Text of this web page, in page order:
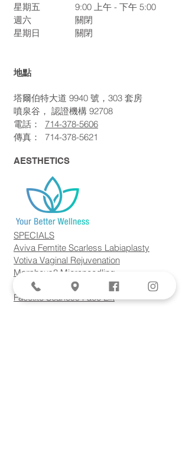
星期五
週六
星期日
9:00 上午 - 下午 5:00
關閉
關閉
地點
塔爾伯特大道 9940 號，303 套房
噴泉谷， 認證機構 92708
電話：
714-378-5606
傳真：
714-378-5621
AESTHETICS
SPECIALS
Aviva Femtite Scarless Labiaplasty
Votiva Vaginal Rejuvenation
Morpheus8 Microneedling
Bodytite + Liposuction
Facetite Scarless Face Lift